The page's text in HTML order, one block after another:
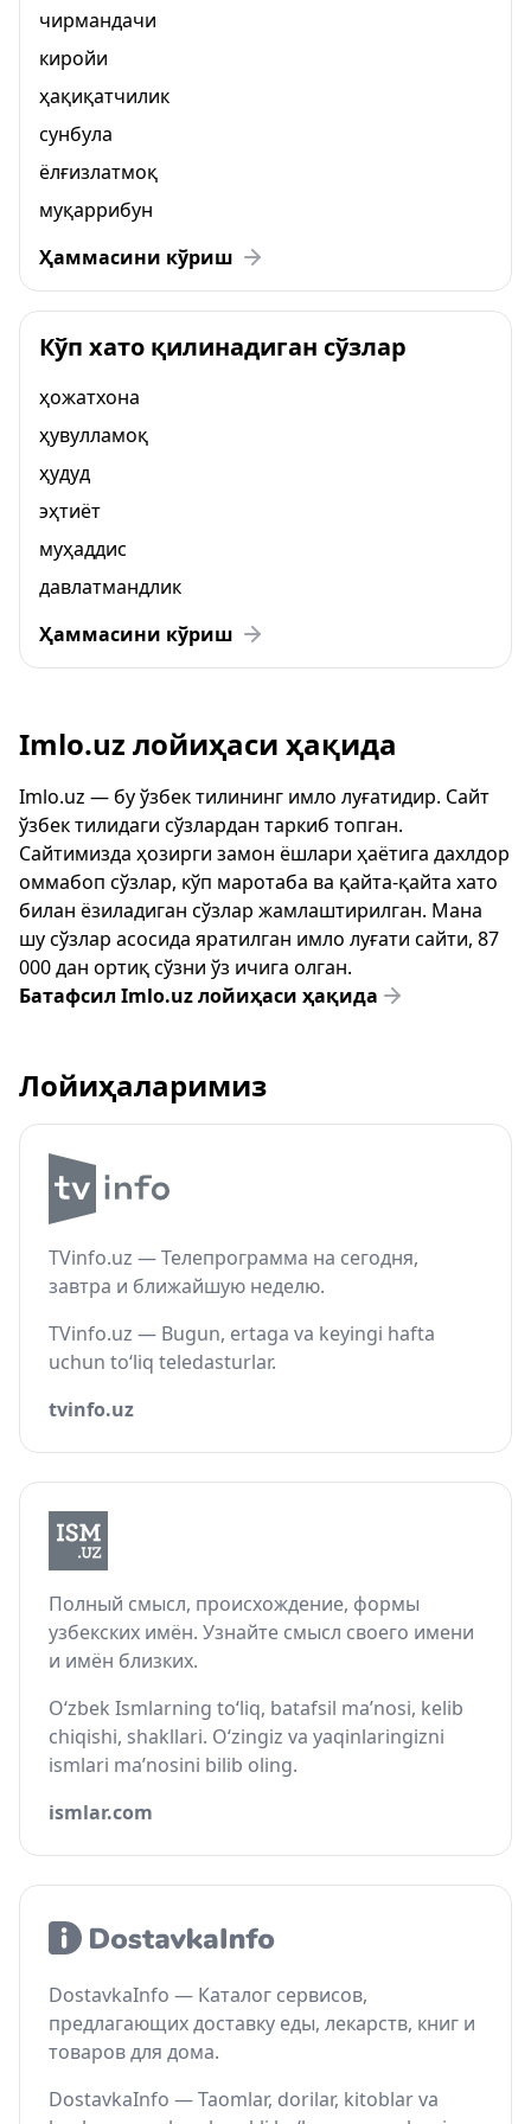
чирмандачи
киройи
ҳақиқатчилик
сунбула
ёлғизлатмоқ
муқаррибун
Ҳаммасини кўриш
Кўп хато қилинадиган сўзлар
ҳожатхона
ҳувулламоқ
ҳудуд
эҳтиёт
муҳаддис
давлатмандлик
Ҳаммасини кўриш
Imlo.uz лойиҳаси ҳақида
Imlo.uz — бу ўзбек тилининг имло луғатидир. Сайт
ўзбек тилидаги сўзлардан таркиб топган.
Сайтимизда ҳозирги замон ёшлари ҳаётига дахлдор
оммабоп сўзлар, кўп маротаба ва қайта-қайта хато
билан ёзиладиган сўзлар жамлаштирилган. Мана
шу сўзлар асосида яратилган имло луғати сайти, 87
000 дан ортиқ сўзни ўз ичига олган.
Батафсил Imlo.uz лойиҳаси ҳақида
Лойиҳаларимиз
TVinfo.uz — Телепрограмма на сегодня,
завтра и ближайшую неделю.
TVinfo.uz — Bugun, ertaga va keyingi hafta
uchun to‘liq teledasturlar.
tvinfo.uz
Полный смысл, происхождение, формы
узбекских имён. Узнайте смысл своего имени
и имён близких.
O‘zbek Ismlarning to‘liq, batafsil ma’nosi, kelib
chiqishi, shakllari. O‘zingiz va yaqinlaringizni
ismlari ma’nosini bilib oling.
ismlar.com
DostavkaInfo — Каталог сервисов,
предлагающих доставку еды, лекарств, книг и
товаров для дома.
DostavkaInfo — Taomlar, dorilar, kitoblar va